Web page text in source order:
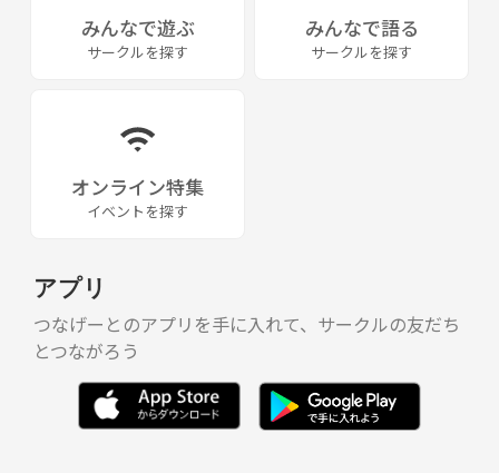
みんなで遊ぶ
サークルを探す
みんなで語る
サークルを探す
オンライン特集
イベントを探す
アプリ
つなげーとのアプリを手に入れて、サークルの友だち
とつながろう